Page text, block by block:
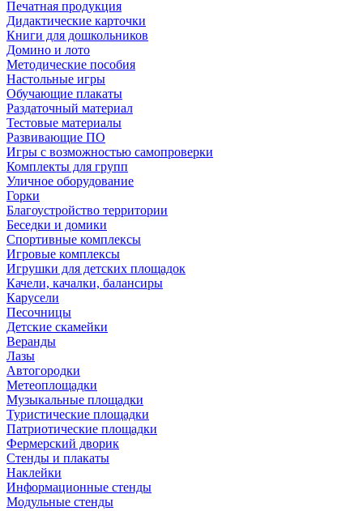
Печатная продукция
Дидактические карточки
Книги для дошкольников
Домино и лото
Методические пособия
Настольные игры
Обучающие плакаты
Раздаточный материал
Тестовые материалы
Развивающие ПО
Игры с возможностью самопроверки
Комплекты для групп
Уличное оборудование
Горки
Благоустройство территории
Беседки и домики
Спортивные комплексы
Игровые комплексы
Игрушки для детских площадок
Качели, качалки, балансиры
Карусели
Песочницы
Детские скамейки
Веранды
Лазы
Автогородки
Метеоплощадки
Музыкальные площадки
Туристические площадки
Патриотические площадки
Фермерский дворик
Стенды и плакаты
Наклейки
Информационные стенды
Модульные стенды